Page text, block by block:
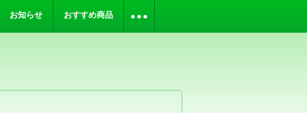
お知らせ おすすめ商品